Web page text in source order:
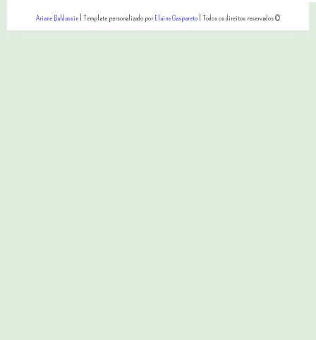
Ariane Baldassin| Template personalizado porElaine Gaspareto| Todos os direitos reservados ©